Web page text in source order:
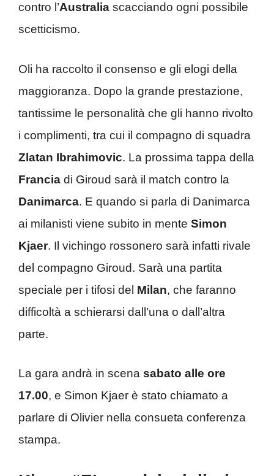
contro l’Australia scacciando ogni possibile
scetticismo.
Oli ha raccolto il consenso e gli elogi della
maggioranza. Dopo la grande prestazione,
tantissime le personalità che gli hanno rivolto
i complimenti, tra cui il compagno di squadra
Zlatan Ibrahimovic. La prossima tappa della
Francia di Giroud sarà il match contro la
Danimarca. E quando si parla di Danimarca
ai milanisti viene subito in mente Simon
Kjaer. Il vichingo rossonero sarà infatti rivale
del compagno Giroud. Sarà una partita
speciale per i tifosi del Milan, che faranno
difficoltà a schierarsi dall’una o dall’altra
parte.
La gara andrà in scena sabato alle ore
17.00, e Simon Kjaer è stato chiamato a
parlare di Olivier nella consueta conferenza
stampa.